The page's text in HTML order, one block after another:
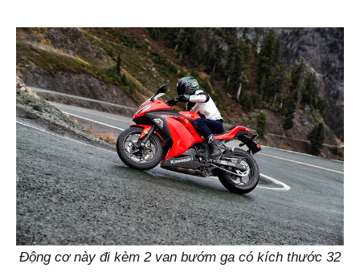
Động cơ này đi kèm 2 van bướm ga có kích thước 32